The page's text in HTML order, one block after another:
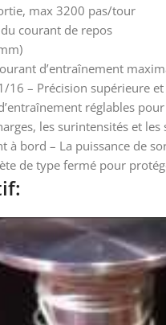
max 3200 pas/tour
courant de repos
d’entraînement
16 – Précision supérieure
réglables
les surintensités et
à bord – La puissance de
de type fermé pour